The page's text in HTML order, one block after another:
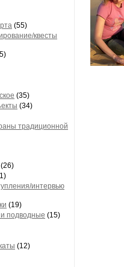
(55)
квесты
(35)
(34)
традиционной
(26)
интервью
(19)
подводные (15)
(12)